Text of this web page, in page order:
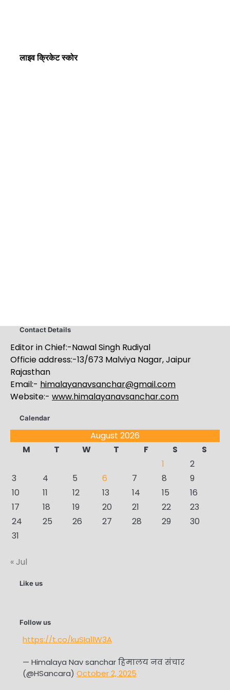
लाइव क्रिकेट स्कोर
Contact Details
Editor in Chief:-Nawal Singh Rudiyal
Officie address:-13/673 Malviya Nagar, Jaipur
Rajasthan
Email:- himalayanavsanchar@gmail.com
Website:- www.himalayanavsanchar.com
Calendar
August 2026
M
T W T F S
S
1
2
3
4 5 6 7 8
9
10
11 12 13 14 15
16
17
18 19 20 21 22
23
24
25 26 27 28 29
30
31
« Jul
Like us
Follow us
https://t.co/kuSIa1lW3A
— Himalaya Nav sanchar हिमालय नव संचार
(@HSancara) October 2, 2025